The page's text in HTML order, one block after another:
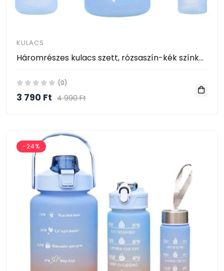
KULACS
Háromrészes kulacs szett, rózsaszín-kék színkombinációban, 2L, 900 ml és 300 ml méretű palackokkal
(0)
3 790 Ft 4 990 Ft
-24%